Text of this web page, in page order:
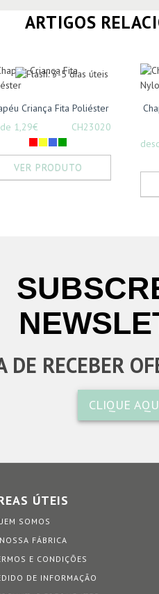
ARTIGOS
Criança Fita Poliéster
1,29€
CH23020
VER PRODUTO
DE RECEBER
CLIQUE
ÚTEIS
SOMOS
FÁBRICA
E CONDIÇÕES
DE INFORMAÇÃO